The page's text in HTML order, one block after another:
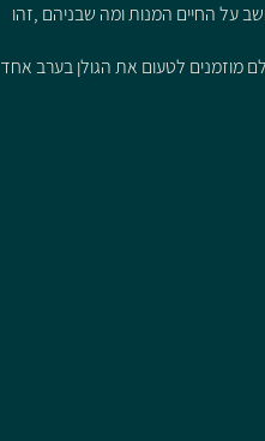
על החיים המנות ומה שבניהם ,זהו
מוזמנים לטעום את הגולן בערב אחד